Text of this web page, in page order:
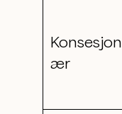
Konsesjon
ær